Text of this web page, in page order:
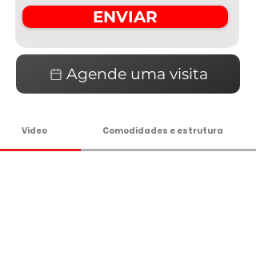
ENVIAR
Agende uma visita
Vídeo Comodidades e estrutura